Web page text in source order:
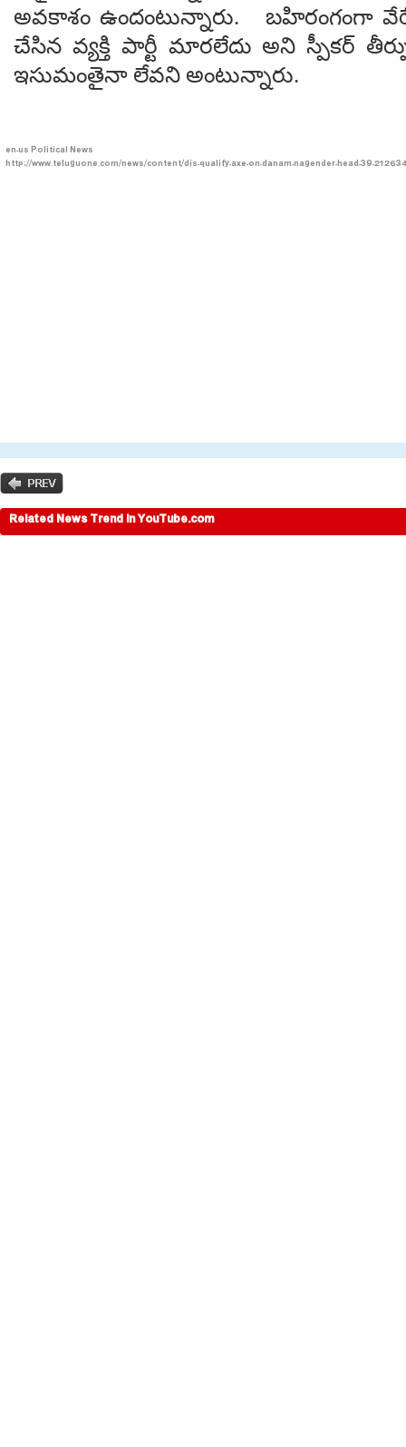
అవకాశం ఉందంటున్నారు. బహిరంగంగా వేరే
చేసిన వ్యక్తి పార్టీ మారలేదు అని స్పీకర్
ఇసుమంతైనా లేవని అంటున్నారు.
en-usPolitical News
http://www.teluguone.com/news/content/dis-qualify-axe-on-danam-nagender-head-39-